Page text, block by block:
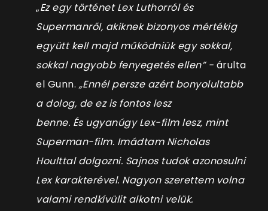
„Ez egy történet Lex Luthorról és
Supermanről, akiknek bizonyos mértékig
együtt kell majd működniük egy sokkal,
sokkal nagyobb fenyegetés ellen” - árulta
el Gunn. „Ennél persze azért bonyolultabb
a dolog, de ez is fontos lesz
benne. És ugyanúgy Lex-film lesz, mint
Superman-film. Imádtam Nicholas
Houlttal dolgozni. Sajnos tudok azonosulni
Lex karakterével. Nagyon szerettem volna
valami rendkívülit alkotni velük.